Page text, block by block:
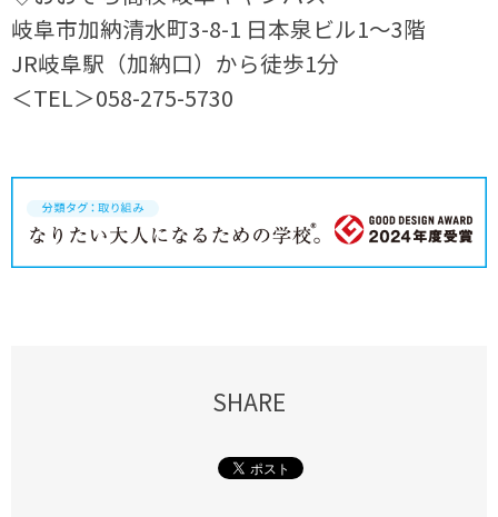
岐阜市加納清水町3-8-1 日本泉ビル1～3階
JR岐阜駅（加納口）から徒歩1分
＜TEL＞058-275-5730
SHARE